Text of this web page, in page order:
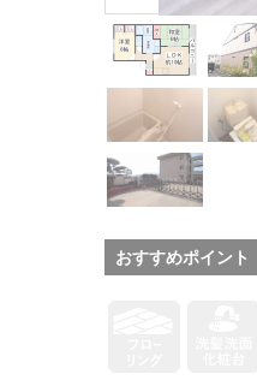
おすすめポイント